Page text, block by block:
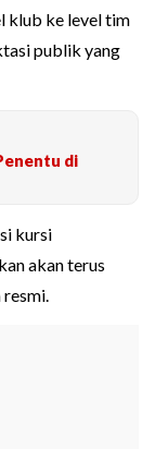
klub ke level tim
publik yang
di
kursi
akan terus